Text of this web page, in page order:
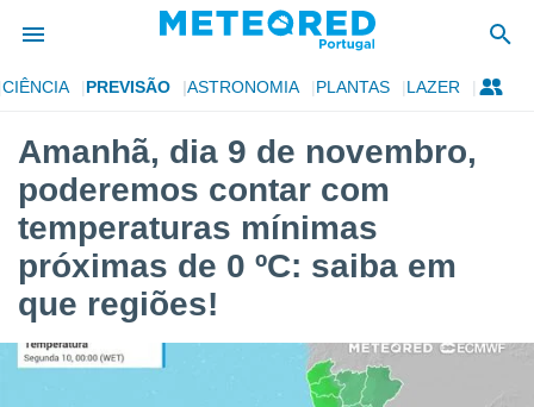
da
foi
para
as
fornecidas
a este
das
CIÊNCIA PREVISÃO ASTRONOMIA PLANTAS LAZER
Amanhã, dia 9 de novembro,
poderemos contar com
temperaturas mínimas
próximas de 0 ºC: saiba em
que regiões!